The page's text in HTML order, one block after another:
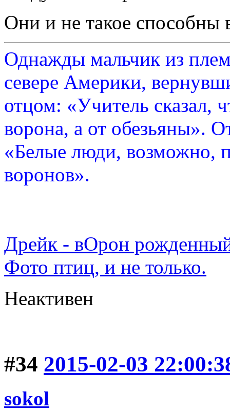
Они и не такое способны
Однажды мальчик из
севере Америки,
отцом: «Учитель сказал,
ворона, а от обезьяны».
«Белые люди, возможно,
воронов».
Дрейк - вОрон
Фото птиц, и не только.
Неактивен
#34 2015-02-03
sokol